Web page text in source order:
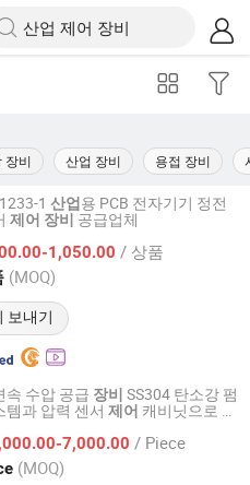
장비 산업 장비 용접 장비
1 산업 용 PCB 전자기기 정전
제어 장비
공급업체
1,050.00 / 상품
(MOQ)
보내기
Co., Ltd.
이후 2026
속 수압 공급 장비 SS304 탄소강 펌
템과 압력 센서 제어 캐비닛으로 주
7,000.00 / Piece
(MOQ)
Technology Co., Ltd.
이후 2026